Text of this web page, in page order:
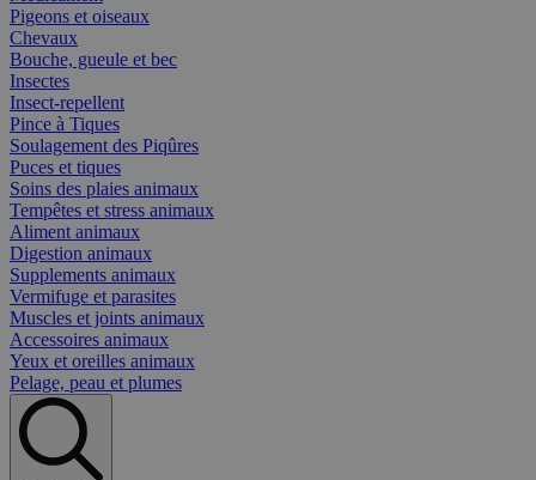
Pigeons et oiseaux
Chevaux
Bouche, gueule et bec
Insectes
Insect-repellent
Pince à Tiques
Soulagement des Piqûres
Puces et tiques
Soins des plaies animaux
Tempêtes et stress animaux
Aliment animaux
Digestion animaux
Supplements animaux
Vermifuge et parasites
Muscles et joints animaux
Accessoires animaux
Yeux et oreilles animaux
Pelage, peau et plumes